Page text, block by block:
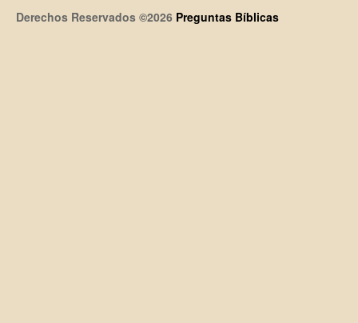
Derechos Reservados ©2026 Preguntas Bíblicas